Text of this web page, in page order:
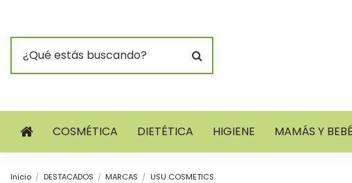
COSMÉTICA DIETÉTICA HIGIENE MAMÁS Y
Inicio DESTACADOS MARCAS USU COSMETICS